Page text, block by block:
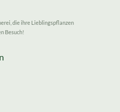
die ihre Lieblingspflanzen
Besuch!